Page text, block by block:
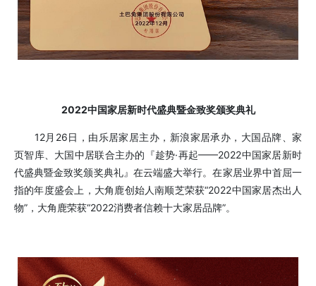
2022中国家居新时代盛典暨金致奖颁奖典礼
12月26日，由乐居家居主办，新浪家居承办，大国品牌、家
页智库、大国中居联合主办的『趁势·再起——2022中国家居新时
代盛典暨金致奖颁奖典礼』在云端盛大举行。在家居业界中首屈一
指的年度盛会上，大角鹿创始人南顺芝荣获“2022中国家居杰出人
物”，大角鹿荣获“2022消费者信赖十大家居品牌”。